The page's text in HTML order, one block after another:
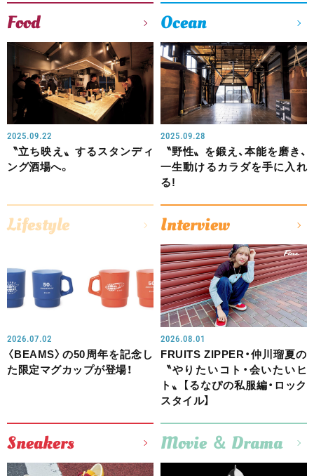
Food
2025.09.22
〝立ち映え〟するスタンディ
ング酒場へ。
Ocean
2025.09.28
〝野性〟を鍛え、本能を磨き、
一生動けるカラダを手に入れ
る!
Lifestyle
2026.07.02
〈BEAMS〉の50周年を記念し
た限定マグカップが登場！
Interview
2026.08.01
FRUITS ZIPPER・仲川瑠夏の
〝やりたいコト・会いたいヒ
ト〟【るなぴの私服編・ロック
スタイル】
Sneakers Movie ＆ Drama